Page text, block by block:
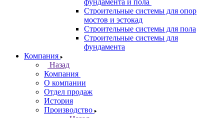
фундамента и пола
Строительные системы для опор
мостов и эстокад
Строительные системы для пола
Строительные системы для
фундамента
Компания
Назад
Компания
О компании
Отдел продаж
История
Производство